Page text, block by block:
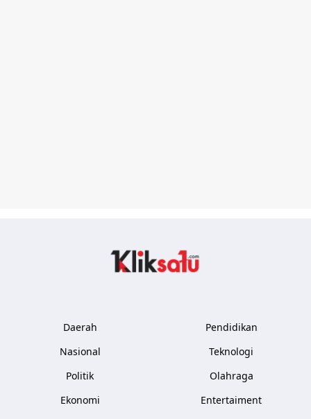
Daerah
Nasional
Politik
Ekonomi
Pendidikan
Teknologi
Olahraga
Entertaiment